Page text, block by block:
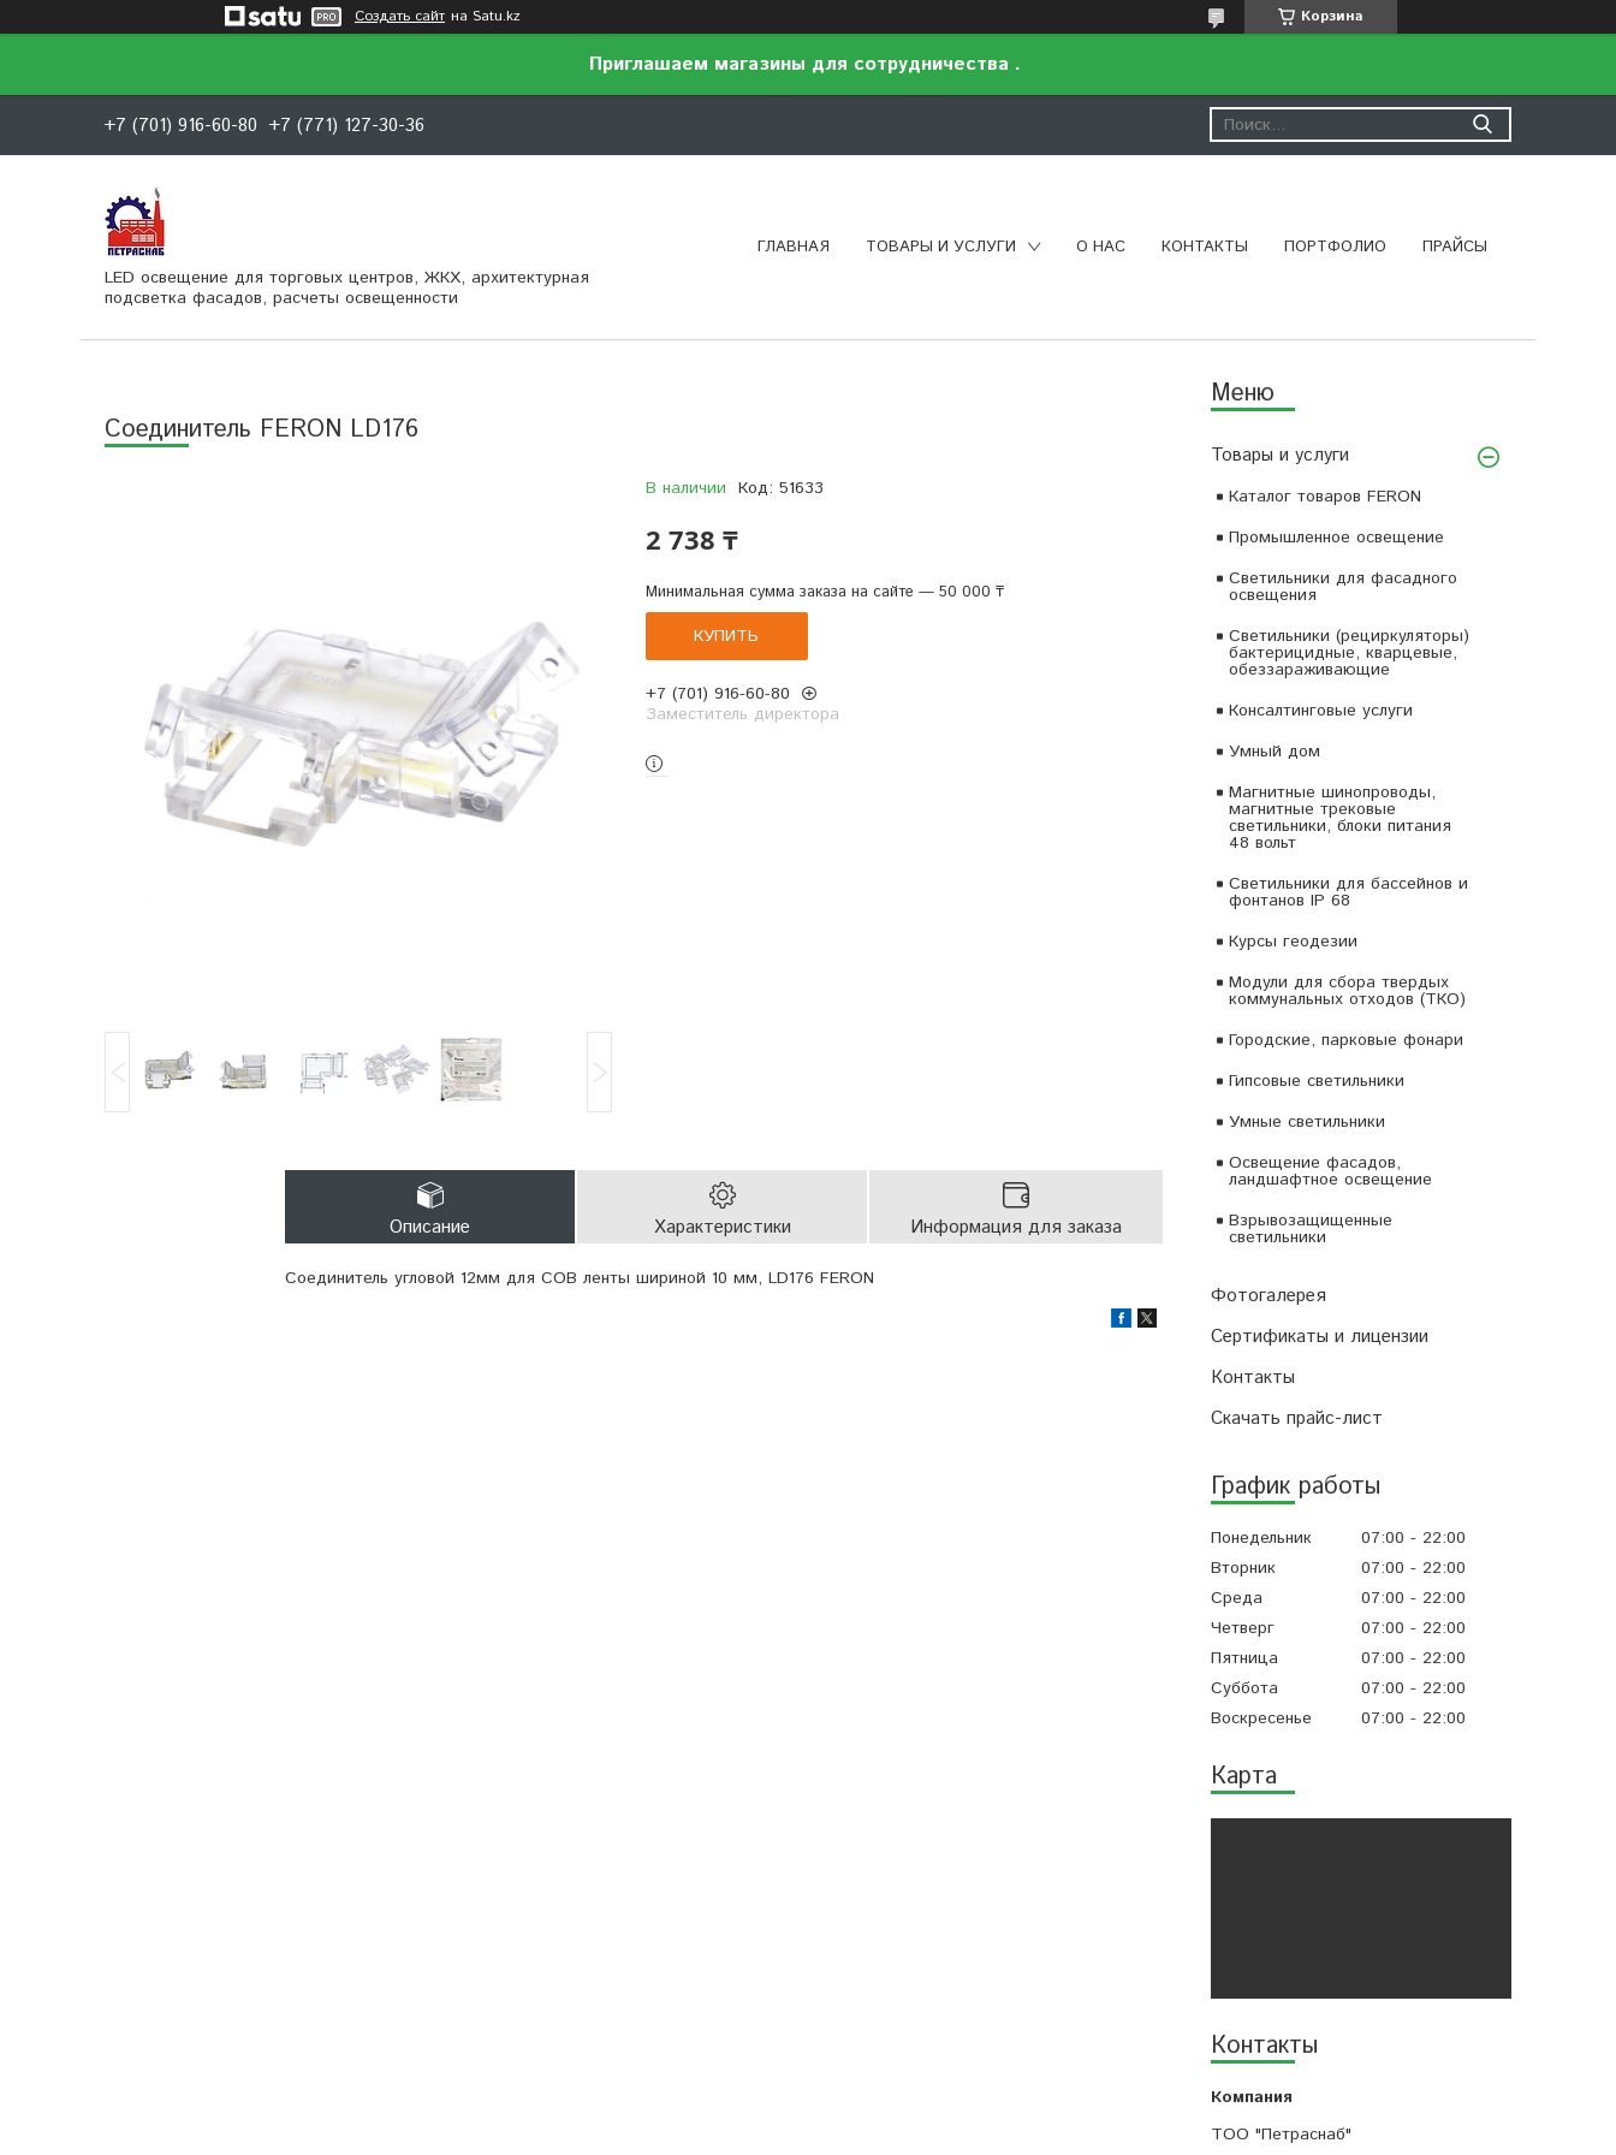
Создать сайт на Satu.kz Корзина
Приглашаем магазины для сотрудничества .
+7 (701) 916-60-80 +7 (771) 127-30-36
LED освещение для торговых центров, ЖКХ, архитектурная
подсветка фасадов, расчеты освещенности
ГЛАВНАЯ ТОВАРЫ И УСЛУГИ О НАС КОНТАКТЫ ПОРТФОЛИО ПРАЙСЫ
Товары и услуги
Каталог товаров FERON
Промышленное освещение
Светильники для фасадного
освещения
Светильники (рециркуляторы)
бактерицидные, кварцевые,
обеззараживающие
Консалтинговые услуги
Умный дом
Магнитные шинопроводы,
магнитные трековые
светильники, блоки питания
48 вольт
Светильники для бассейнов и
фонтанов IP 68
Курсы геодезии
Модули для сбора твердых
коммунальных отходов (ТКО)
Городские, парковые фонари
Гипсовые светильники
Умные светильники
Освещение фасадов,
ландшафтное освещение
Взрывозащищенные
светильники
Фотогалерея
Сертификаты и лицензии
Контакты
Скачать прайс-лист
График работы
Понедельник 07:00
22:00
Вторник
07:00
22:00
Среда
07:00
22:00
Четверг
07:00
22:00
Пятница
07:00
22:00
Суббота
07:00
22:00
Воскресенье
07:00 22:00
Карта
Контакты
ТОО "Петраснаб"
Соединитель FERON LD176
В наличии Код: 51633
2 738 ₸
Минимальная сумма заказа на сайте — 50 000 ₸
КУПИТЬ
+7 (701) 916-60-80
Заместитель директора
Описание Характеристики Информация для заказа
Соединитель угловой 12мм для COB ленты шириной 10 мм, LD176 FERON